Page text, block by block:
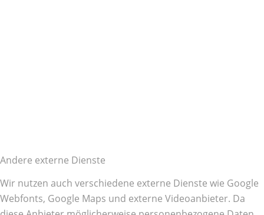
Andere externe Dienste
Wir nutzen auch verschiedene externe Dienste wie Google
Webfonts, Google Maps und externe Videoanbieter. Da